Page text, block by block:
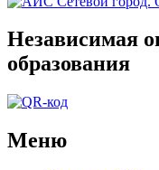
Независимая
образования
Меню